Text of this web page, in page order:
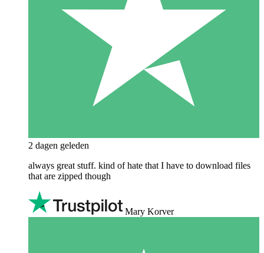
2 dagen geleden
always great stuff. kind of hate that I have to download files
that are zipped though
Mary Korver